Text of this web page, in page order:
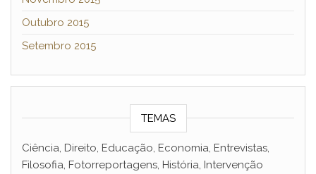
Outubro 2015
Setembro 2015
TEMAS
Ciência, Direito, Educação, Economia, Entrevistas,
Filosofia, Fotorreportagens, História, Intervenção